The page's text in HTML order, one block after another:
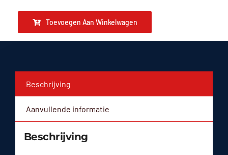
Toevoegen Aan Winkelwagen
Beschrijving
Aanvullende informatie
Beschrijving